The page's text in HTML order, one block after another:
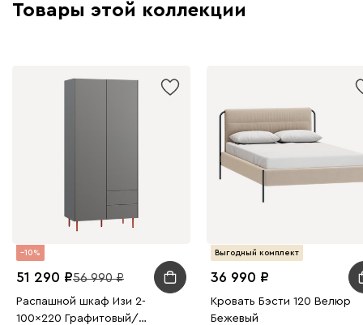
Товары этой коллекции
10
51 290 56 990
Распашной шкаф Изи 2-
100x220 Графитовый/
Выгодный комплект
36 990
Кровать Бэсти 120 Велюр
Бежевый